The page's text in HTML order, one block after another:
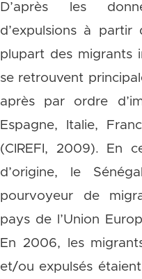
D’après les
d’expulsions à partir
plupart des migrants
se retrouvent
après par ordre
Espagne, Italie,
(CIREFI, 2009). En
d’origine, le
pourvoyeur de
pays de l’Union
En 2006, les
et/ou expulsés